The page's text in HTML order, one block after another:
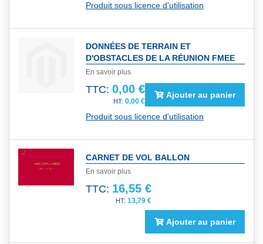
Produit sous licence d'utilisation
DONNÉES DE TERRAIN ET
D'OBSTACLES DE LA RÉUNION FMEE
En savoir plus
TTC: 0,00 €
0,00 €
Ajouter au panier
Produit sous licence d'utilisation
CARNET DE VOL BALLON
En savoir plus
TTC: 16,55 €
13,79 €
Ajouter au panier